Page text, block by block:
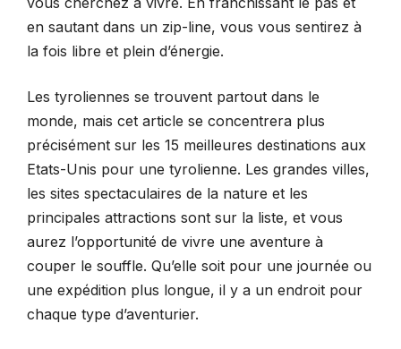
en sautant dans un zip-line, vous vous sentirez à
la fois libre et plein d’énergie.
Les tyroliennes se trouvent partout dans le
monde, mais cet article se concentrera plus
précisément sur les 15 meilleures destinations aux
Etats-Unis pour une tyrolienne. Les grandes villes,
les sites spectaculaires de la nature et les
principales attractions sont sur la liste, et vous
aurez l’opportunité de vivre une aventure à
couper le souffle. Qu’elle soit pour une journée ou
une expédition plus longue, il y a un endroit pour
chaque type d’aventurier.